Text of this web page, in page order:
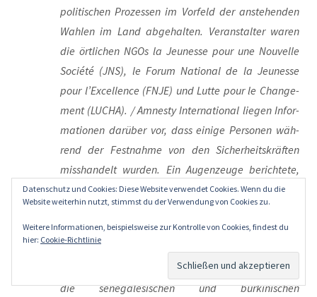
poli­ti­schen Pro­zes­sen im Vor­feld der anste­hen­den
Wah­len im Land abge­hal­ten. Ver­an­stal­ter waren
die ört­li­chen NGOs la Jeu­nesse pour une Nou­vel­le
Socié­té (JNS), le Forum Natio­nal de la Jeu­nesse
pour l’Ex­cel­lence (FNJE) und Lut­te pour le Chan­ge­
ment (LUCHA). / Amnes­ty Inter­na­tio­nal lie­gen Infor­
ma­tio­nen dar­über vor, dass eini­ge Per­so­nen wäh­
rend der Fest­nah­me von den Sicher­heits­kräf­ten
miss­han­delt wur­den. Ein Augen­zeu­ge berich­te­te,
dass Per­so­nen von den Sicher­heits­kräf­ten schi­ka­
niert und grob behan­delt wur­den, bevor man sie an
unbe­kann­te Orte ver­brach­te. Der US-ame­ri­ka­ni­sche
Diplo­mat und die aus­län­di­schen Journalist_innen
wur­den noch am sel­ben Tag wie­der frei­ge­las­sen,
die sene­ga­le­si­schen und bur­k­in­i­schen
Datenschutz und Cookies: Diese Website verwendet Cookies. Wenn du die
Website weiterhin nutzt, stimmst du der Verwendung von Cookies zu.
Weitere Informationen, beispielsweise zur Kontrolle von Cookies, findest du
hier: Cookie-Richtlinie